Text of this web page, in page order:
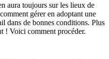
aura toujours sur les lieux de
gérer en adoptant une
dans de bonnes conditions. Plus
! Voici comment procéder.